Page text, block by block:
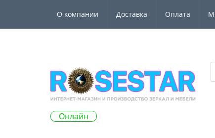
О компании Доставка Оплата
Онлайн